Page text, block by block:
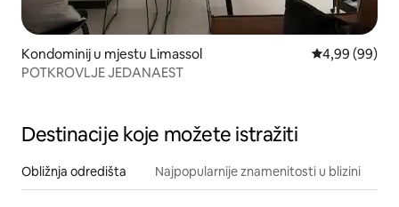
Kondominij u mjestu Limassol Prosječna
4,99 (99)
POTKROVLJE JEDANAEST
Destinacije koje možete istražiti
Obližnja odredišta Najpopularnije znamenitosti u blizini